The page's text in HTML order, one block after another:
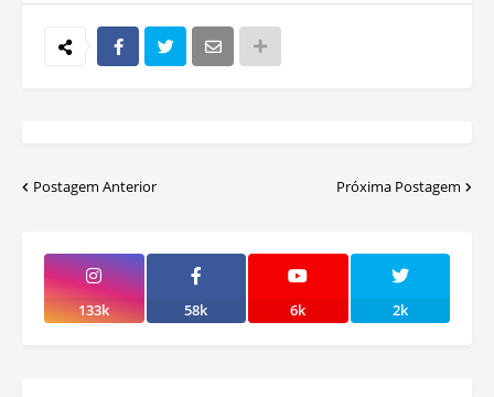
Postagem Anterior Próxima Postagem
133k 58k 6k 2k